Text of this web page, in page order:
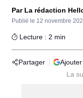
Par La rédaction
Publié le 12 novembre
Lecture : 2 min
Partager